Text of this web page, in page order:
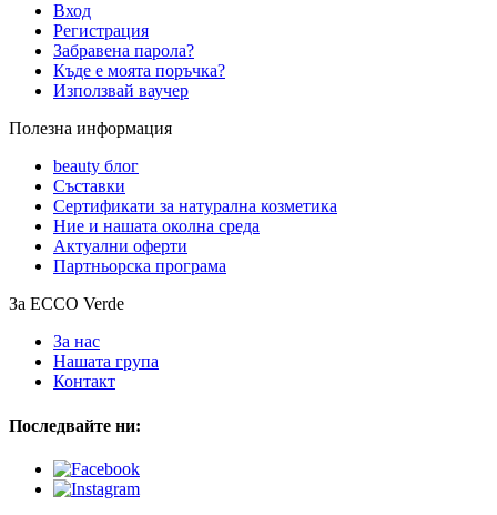
Вход
Регистрация
Забравена парола?
Къде е моята поръчка?
Използвай ваучер
Полезна информация
beauty блог
Съставки
Сертификати за натурална козметика
Ние и нашата околна среда
Актуални оферти
Партньорска програма
За ECCO Verde
За нас
Нашата група
Контакт
Последвайте ни: